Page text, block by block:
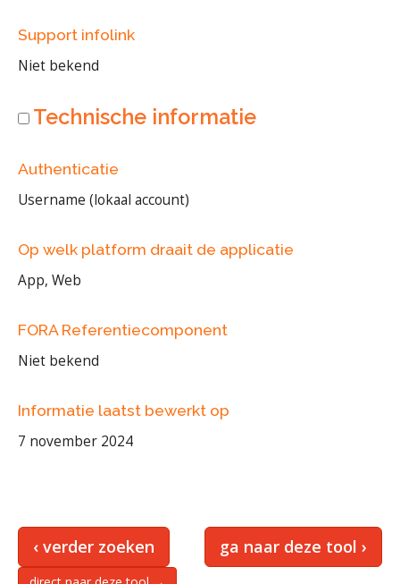
Support infolink
Niet bekend
Technische informatie
Authenticatie
Username (lokaal account)
Op welk platform draait de applicatie
App, Web
FORA Referentiecomponent
Niet bekend
Informatie laatst bewerkt op
7 november 2024
‹ verder zoeken ga naar deze tool ›